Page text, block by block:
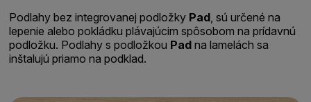
Podlahy bez integrovanej podložky Pad , sú určené na
lepenie alebo pokládku plávajúcim spôsobom na prídavnú
podložku. Podlahy s podložkou Pad na lamelách sa
inštalujú priamo na podklad.